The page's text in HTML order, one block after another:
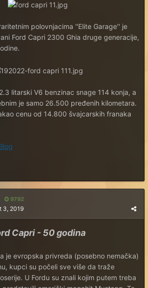
polovnjacima ''Elite Garage'' je
Ford Capri 2300 Ghia druge generacije,
litarski V6 benzinac snage 114 konja, a
je samo 26.500 pređenih kilometara.
cenu od 14.800 švajcarskih franaka
9792
3, 2019
Capri - 50 godina
je evropska privreda (posebno nemačka)
kupci su počeli sve više da traže
U Fordu su znali kojim putem treba